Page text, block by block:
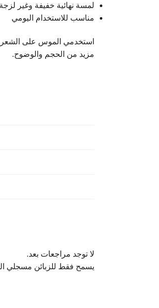
لمسة نهائية خفيفة وغير لزجة
مناسب للاستخدام اليومي
استخدمي الموس على الشعر
مزيد من الحجم والوضوح.
لا توجد مراجعات بعد.
يسمح فقط للزبائن مسجلي